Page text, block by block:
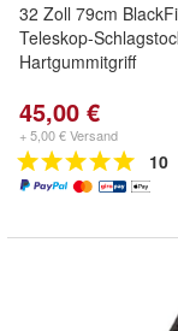
32 Zoll 79cm
Teleskop-
Hartgummitgriff
45,00 €
+ 5,00 € Versand
10